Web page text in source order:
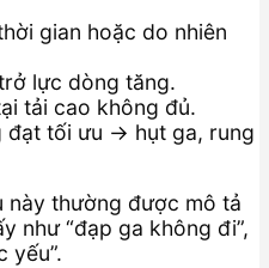
gian hoặc do nhiên
lực dòng tăng.
tải cao không đủ.
đạt tối ưu → hụt ga, rung
này thường được mô tả
như “đạp ga không đi”,
yếu”.